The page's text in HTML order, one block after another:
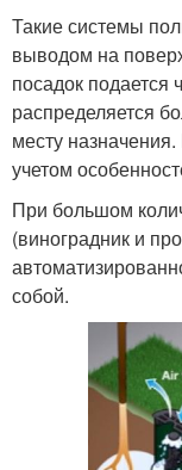
Такие системы
выводом на
посадок подается
распределяется
месту
учетом
При большом
(виноградник и
собой.